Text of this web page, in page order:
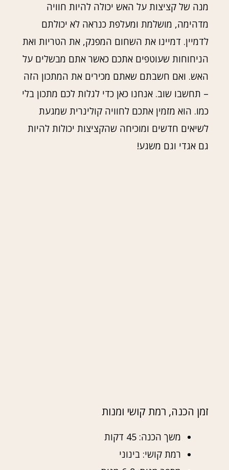
מנה של קציצות על האש יכולה להיות חוויה
מדהימה, מושלמת ומעלפת כנראה לא יכולתם
לדמיין. דמיינו את השחום המפנק, את הטריות ואת
הניחוחות שעוטפים אתכם כאשר אתם מבשלים על
האש. ואם חשבתם שאתם מכירים את המתכון הזה
– תחשבו שוב. אנחנו כאן כדי לגלות לכם מתכון בלי
כמו. הוא מזמין אתכם לחוויה קולינרית שמגעת
לשיאים חדשים ומוכיחה שהקציצות יכולות להיות
גם אגדי וגם משגע!
זמן הכנה, רמת קושי ומנות
משך הכנה: 45 דקות
רמת קושי: בינוני